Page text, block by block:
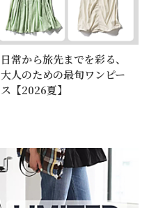
日常から旅先までを彩る、
大人のための最旬ワンピー
ス【2026夏】